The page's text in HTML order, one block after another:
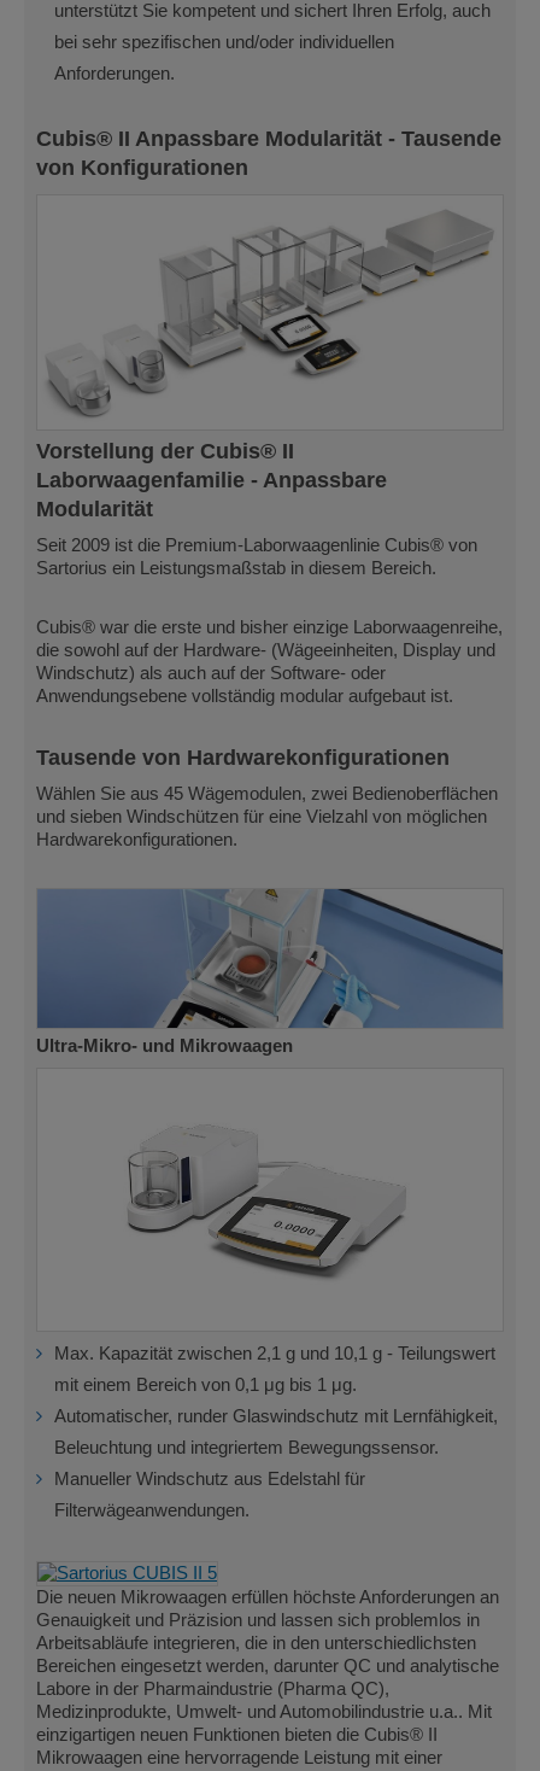
unterstützt Sie kompetent und sichert Ihren Erfolg, auch
bei sehr spezifischen und/oder individuellen
Anforderungen.
Cubis® II Anpassbare Modularität - Tausende
von Konfigurationen
Vorstellung der Cubis® II
Laborwaagenfamilie - Anpassbare
Modularität
Seit 2009 ist die Premium-Laborwaagenlinie Cubis® von
Sartorius ein Leistungsmaßstab in diesem Bereich.
Cubis® war die erste und bisher einzige Laborwaagenreihe,
die sowohl auf der Hardware- (Wägeeinheiten, Display und
Windschutz) als auch auf der Software- oder
Anwendungsebene vollständig modular aufgebaut ist.
Tausende von Hardwarekonfigurationen
Wählen Sie aus 45 Wägemodulen, zwei Bedienoberflächen
und sieben Windschützen für eine Vielzahl von möglichen
Hardwarekonfigurationen.
Ultra-Mikro- und Mikrowaagen
Max. Kapazität zwischen 2,1 g und 10,1 g - Teilungswert
mit einem Bereich von 0,1 μg bis 1 μg.
Automatischer, runder Glaswindschutz mit Lernfähigkeit,
Beleuchtung und integriertem Bewegungssensor.
Manueller Windschutz aus Edelstahl für
Filterwägeanwendungen.
Die neuen Mikrowaagen erfüllen höchste Anforderungen an
Genauigkeit und Präzision und lassen sich problemlos in
Arbeitsabläufe integrieren, die in den unterschiedlichsten
Bereichen eingesetzt werden, darunter QC und analytische
Labore in der Pharmaindustrie (Pharma QC),
Medizinprodukte, Umwelt- und Automobilindustrie u.a.. Mit
einzigartigen neuen Funktionen bieten die Cubis® II
Mikrowaagen eine hervorragende Leistung mit einer